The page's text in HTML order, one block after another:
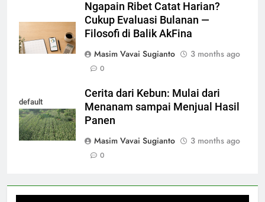
Ngapain Ribet Catat Harian?
Cukup Evaluasi Bulanan —
Filosofi di Balik AkFina
Masim Vavai Sugianto
3 months ago
0
default
Cerita dari Kebun: Mulai dari
Menanam sampai Menjual Hasil
Panen
Masim Vavai Sugianto
3 months ago
0